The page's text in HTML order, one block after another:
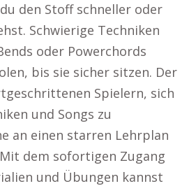
den Stoff schneller oder
Schwierige Techniken
oder Powerchords
bis sie sicher sitzen. Der
Spielern, sich
und Songs zu
an einen starren Lehrplan
dem sofortigen Zugang
und Übungen kannst